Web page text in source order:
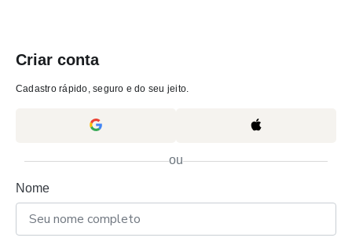
Criar conta
Cadastro rápido, seguro e do seu jeito.
ou
Nome